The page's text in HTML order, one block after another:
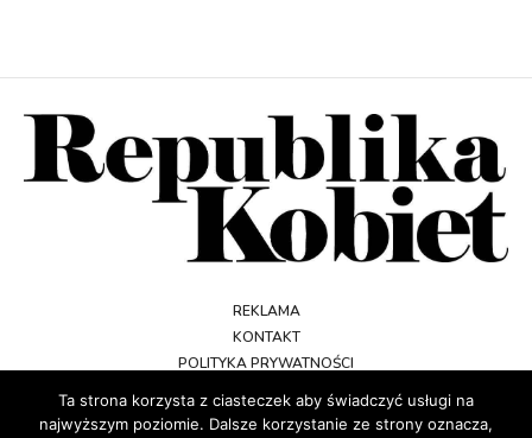
REKLAMA
KONTAKT
POLITYKA PRYWATNOŚCI
Ta strona korzysta z ciasteczek aby świadczyć usługi na
najwyższym poziomie. Dalsze korzystanie ze strony oznacza,